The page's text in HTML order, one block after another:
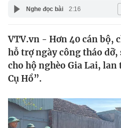
Thế giới
Tin tức
Thế giới đó đây
Câu chuyện quốc tế
Kinh tế
Tài chính
Dữ liệu và đời sống
Giáo dục
Nghe đọc bài 2:16
VTV.vn - Hơn 40 cán bộ,
hỗ trợ ngày công tháo
cho hộ nghèo Gia Lai,
Cụ Hồ”.